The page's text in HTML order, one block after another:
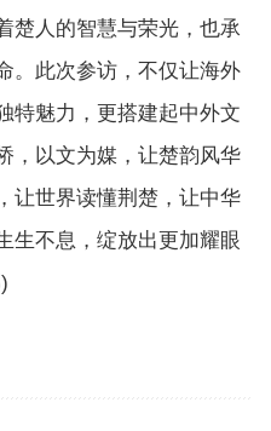
楚人的智慧与荣光，也承
。此次参访，不仅让海外
特魅力，更搭建起中外文
，以文为媒，让楚韵风华
让世界读懂荆楚，让中华
生不息，绽放出更加耀眼